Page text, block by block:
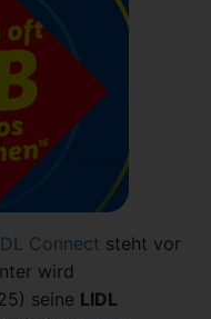
Connect steht vor
wird
seine LIDL